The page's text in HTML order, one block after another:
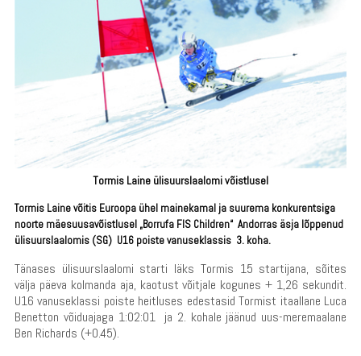
Tormis Laine ülisuurslaalomi võistlusel
Tormis Laine võitis Euroopa ühel mainekamal ja suurema konkurentsiga
noorte mäesuusavõistlusel „Borrufa FIS Children“ Andorras äsja lõppenud
ülisuurslaalomis (SG) U16 poiste vanuseklassis 3. koha.
Tänases ülisuurslaalomi starti läks Tormis 15 startijana, sõites
välja päeva kolmanda aja, kaotust võitjale kogunes + 1,26 sekundit.
U16 vanuseklassi poiste heitluses edestasid Tormist itaallane Luca
Benetton võiduajaga 1:02:01 ja 2. kohale jäänud uus-meremaalane
Ben Richards (+0.45).